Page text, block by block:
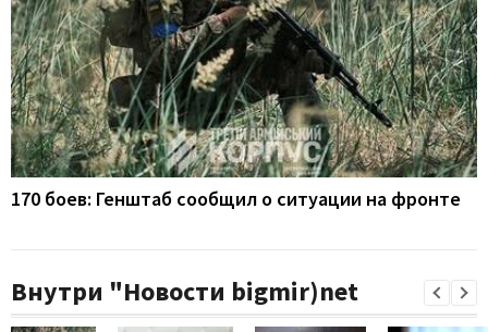
170 боев: Генштаб сообщил о ситуации на фронте
Внутри "Новости bigmir)net